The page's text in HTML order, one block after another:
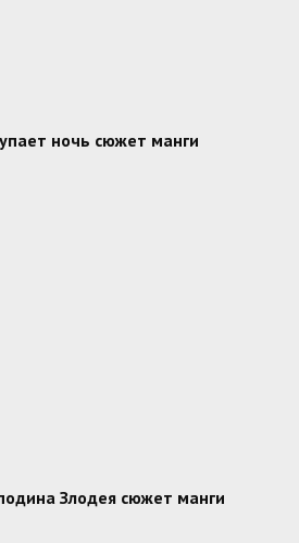
ночь сюжет манги
Злодея сюжет манги